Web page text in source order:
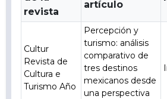
revista
artículo
Cultur
Revista de
Cultura e
Turismo Año
Percepción y
turismo: análisis
comparativo de
tres destinos
mexicanos desde
una perspectiva